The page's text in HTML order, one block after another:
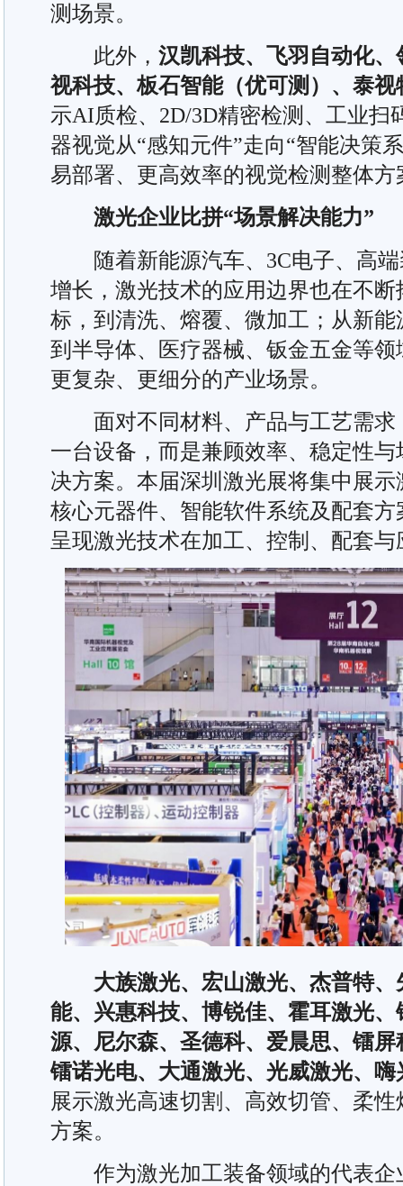
测场景。
此外， 汉凯科技、飞羽自动化
视科技、板石智能（优可测）、泰视
示AI质检、2D/3D精密检测、工业扫
器视觉从“感知元件”走向“智能决策
易部署、更高效率的视觉检测整体方
激光企业比拼“场景解决能力”
随着新能源汽车、3C电子、高端
增长，激光技术的应用边界也在不
标，到清洗、熔覆、微加工；从新
到半导体、医疗器械、钣金五金等
更复杂、更细分的产业场景。
面对不同材料、产品与工艺需求
一台设备，而是兼顾效率、稳定性
决方案。本届深圳激光展将集中展
核心元器件、智能软件系统及配套
呈现激光技术在加工、控制、配套
大族激光、宏山激光、杰普特、
能、兴惠科技、博锐佳、霍耳激光
源、尼尔森、圣德科、爱晨思、镭
镭诺光电、大通激光、光威激光、嗨
展示激光高速切割、高效切管、柔
方案。
作为激光加工装备领域的代表企